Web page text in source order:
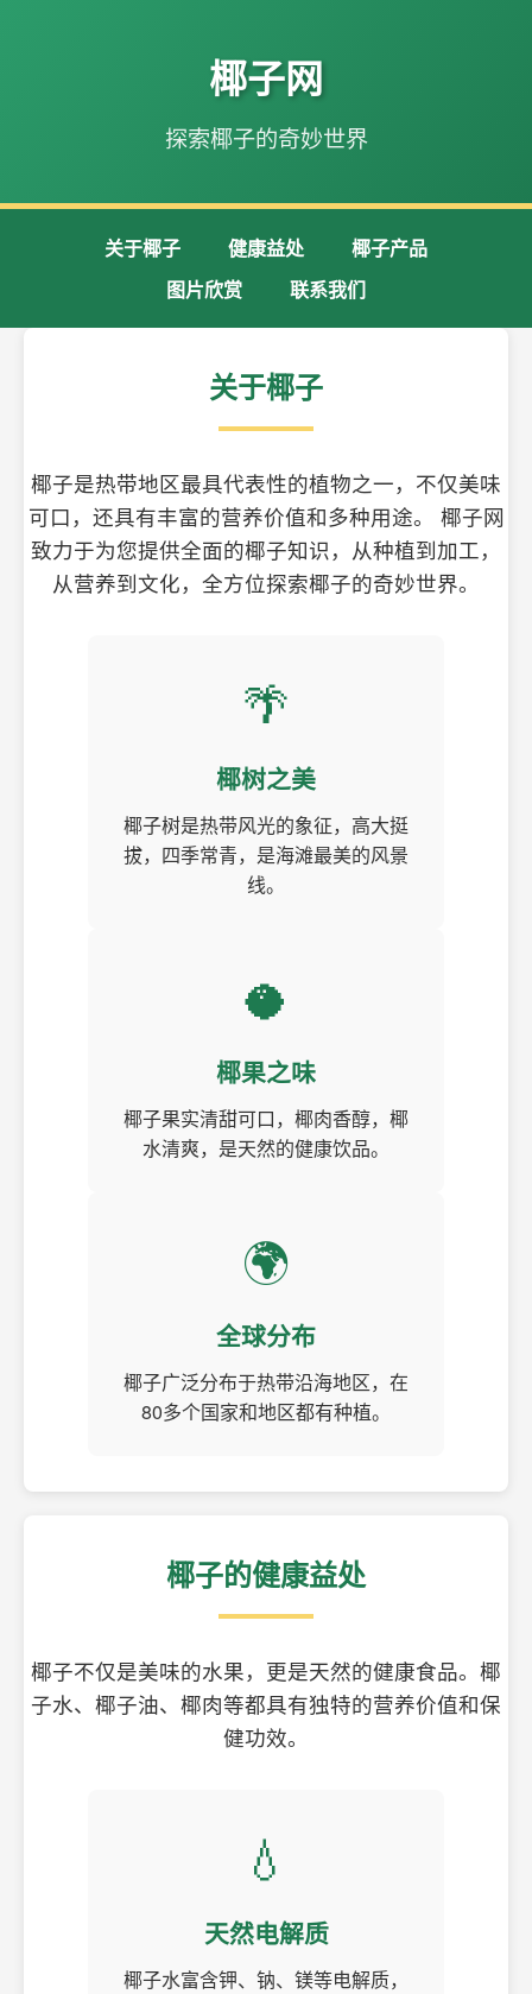
椰子网
探索椰子的奇妙世界
关于椰子 健康益处
椰子产品
图片欣赏
联系我们
关于椰子
椰子是热带地区最具代表性的植物之一，不仅美味
可口，还具有丰富的营养价值和多种用途。 椰子网
致力于为您提供全面的椰子知识，从种植到加工，
从营养到文化，全方位探索椰子的奇妙世界。
🌴
椰树之美
椰子树是热带风光的象征，高大挺
拔，四季常青，是海滩最美的风景
线。
🥥
椰果之味
椰子果实清甜可口，椰肉香醇，椰
水清爽，是天然的健康饮品。
🌍
全球分布
椰子广泛分布于热带沿海地区，在
80多个国家和地区都有种植。
椰子的健康益处
椰子不仅是美味的水果，更是天然的健康食品。椰
子水、椰子油、椰肉等都具有独特的营养价值和保
健功效。
💧
天然电解质
椰子水富含钾、钠、镁等电解质，